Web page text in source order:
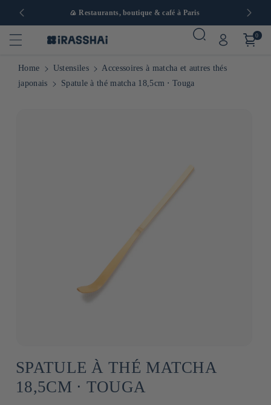
Europe 🍙 Restaurants, boutique & café à Paris
0
Home Ustensiles
Accessoires à matcha et autres thés
japonais
Spatule à thé matcha 18,5cm ⋅ Touga
SPATULE À THÉ MATCHA
18,5CM ⋅ TOUGA